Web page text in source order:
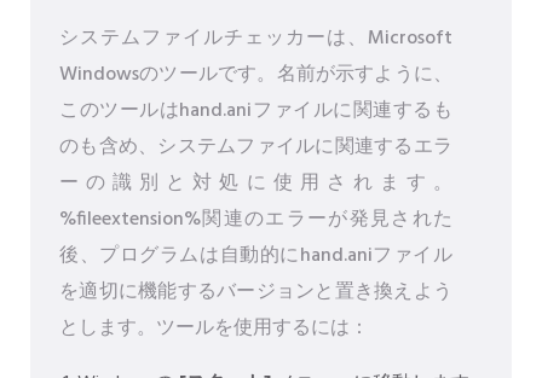
システムファイルチェッカーは、Microsoft
Windowsのツールです。名前が示すように、
このツールはhand.aniファイルに関連するも
のも含め、システムファイルに関連するエラ
ーの識別と対処に使用されます。
%fileextension%関連のエラーが発見された
後、プログラムは自動的にhand.aniファイル
を適切に機能するバージョンと置き換えよう
とします。ツールを使用するには：